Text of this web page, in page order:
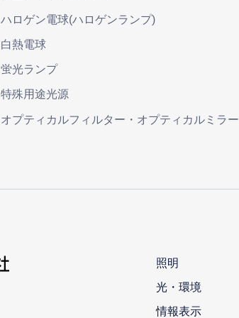
ハロゲン電球(ハロゲンランプ)
白熱電球
蛍光ランプ
特殊用途光源
オプティカルフィルター・オプティカルミラー
照明
光・環境
情報表示